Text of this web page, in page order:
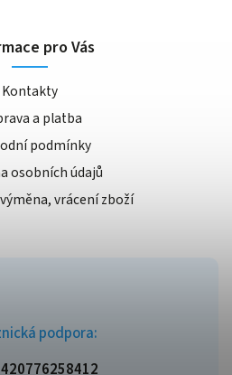
podpora:
pro Vás
Kontakty
a platba
podmínky
osobních údajů
vrácení zboží